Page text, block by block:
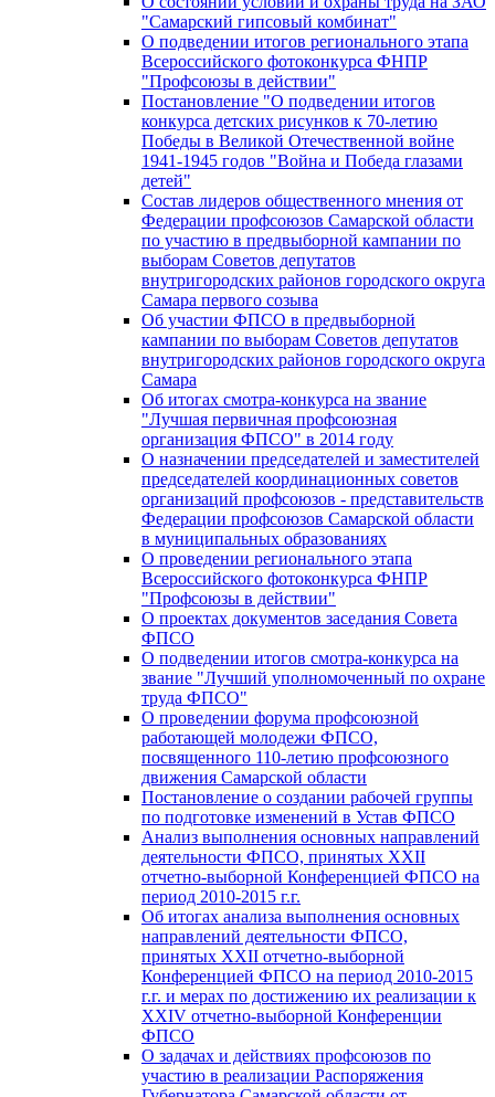
"Самарский гипсовый комбинат"
О подведении итогов регионального этапа
Всероссийского фотоконкурса ФНПР
"Профсоюзы в действии"
Постановление "О подведении итогов
конкурса детских рисунков к 70-летию
Победы в Великой Отечественной войне
1941-1945 годов "Война и Победа глазами
детей"
Состав лидеров общественного мнения от
Федерации профсоюзов Самарской области
по участию в предвыборной кампании по
выборам Советов депутатов
внутригородских районов городского округа
Самара первого созыва
Об участии ФПСО в предвыборной
кампании по выборам Советов депутатов
внутригородских районов городского округа
Самара
Об итогах смотра-конкурса на звание
"Лучшая первичная профсоюзная
организация ФПСО" в 2014 году
О назначении председателей и заместителей
председателей координационных советов
организаций профсоюзов - представительств
Федерации профсоюзов Самарской области
в муниципальных образованиях
О проведении регионального этапа
Всероссийского фотоконкурса ФНПР
"Профсоюзы в действии"
О проектах документов заседания Совета
ФПСО
О подведении итогов смотра-конкурса на
звание "Лучший уполномоченный по охране
труда ФПСО"
О проведении форума профсоюзной
работающей молодежи ФПСО,
посвященного 110-летию профсоюзного
движения Самарской области
Постановление о создании рабочей группы
по подготовке изменений в Устав ФПСО
Анализ выполнения основных направлений
деятельности ФПСО, принятых XXII
отчетно-выборной Конференцией ФПСО на
период 2010-2015 г.г.
Об итогах анализа выполнения основных
направлений деятельности ФПСО,
принятых XXII отчетно-выборной
Конференцией ФПСО на период 2010-2015
г.г. и мерах по достижению их реализации к
XXIV отчетно-выборной Конференции
ФПСО
О задачах и действиях профсоюзов по
участию в реализации Распоряжения